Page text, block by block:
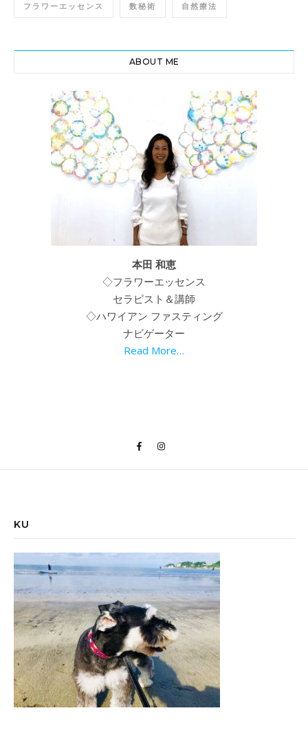
フラワーエッセンス 数秘術 自然療法
ABOUT ME
本田 和恵
◇フラワーエッセンス
セラピスト＆講師
◇ハワイアン ファスティング
ナビゲーター
Read More…
KU